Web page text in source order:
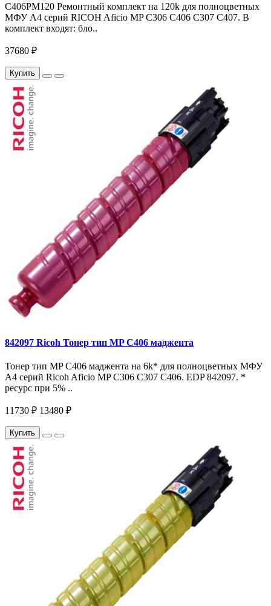
C406PM120 Ремонтный комплект на 120k для полноцветных
МФУ A4 серий RICOH Aficio MP С306 С406 С307 С407. В
комплект входят: бло..
37680 ₽
Купить
842097 Ricoh Тонер тип MP C406 маджента
Тонер тип MP C406 маджента на 6k* для полноцветных МФУ
A4 серий Ricoh Aficio MP С306 С307 С406. EDP 842097. *
ресурс при 5% ..
11730 ₽ 13480 ₽
Купить